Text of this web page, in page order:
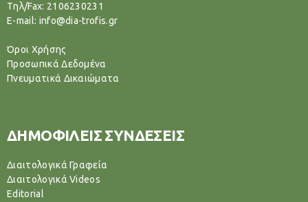
Tηλ/Fax: 2106230231
E-mail: info@dia-trofis.gr
Όροι Χρήσης
Προσωπικά Δεδομένα
Πνευματικά Δικαιώματα
ΔΗΜΟΦΙΛΕΙΣ ΣΥΝΔΕΣΕΙΣ
Διαιτολογικά Γραφεία
Διαιτολογικά Videos
Editorial